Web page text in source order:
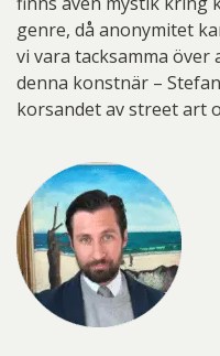
genre, då anonymitet
vi vara tacksamma över
denna konstnär –
korsandet av street art